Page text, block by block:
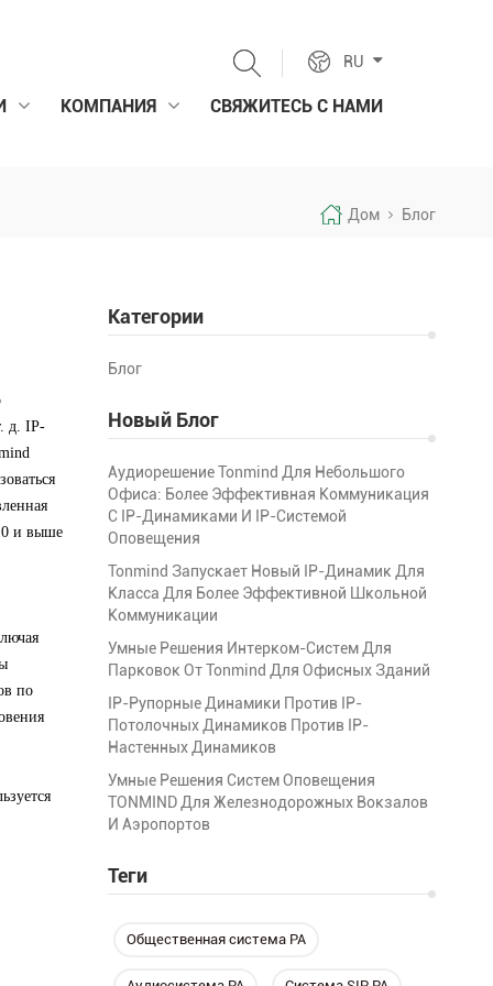
RU
КОМПАНИЯ СВЯЖИТЕСЬ С НАМИ
Дом Блог
Категории
Блог
Новый Блог
Аудиорешение Tonmind Для Небольшого
Офиса: Более Эффективная Коммуникация
С IP-Динамиками И IP-Системой
Оповещения
Tonmind Запускает Новый IP-Динамик Для
Класса Для Более Эффективной Школьной
Коммуникации
Умные Решения Интерком-Систем Для
Парковок От Tonmind Для Офисных Зданий
IP-Рупорные Динамики Против IP-
Потолочных Динамиков Против IP-
Настенных Динамиков
Умные Решения Систем Оповещения
TONMIND Для Железнодорожных Вокзалов
И Аэропортов
Теги
Общественная система PA
д. IP-
и выше
по